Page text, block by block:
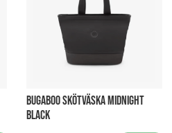
BUGABOO SKÖTVÄSKA MIDNIGHT
BLACK